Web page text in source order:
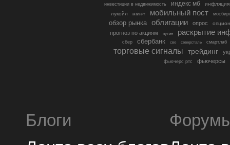
инвестиции в недвижимость индекс мб
инфляция
лукойл
магнит мобильный пост
обзор рынка облигации опрос
прогноз по акциям путин раскрытие
сбер сбербанк сво северсталь смартлаб
торговые сигналы трейдинг
фьючерс ртс фьючерсы
Блоги